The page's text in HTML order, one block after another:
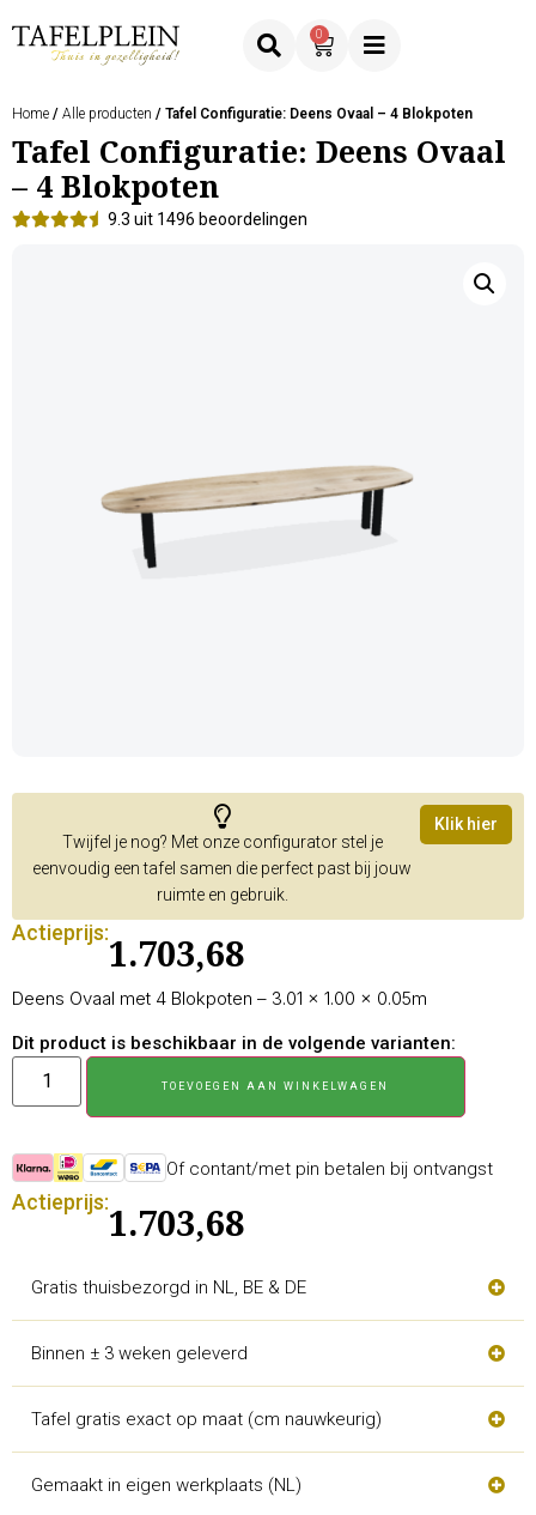
0
Home / Alle producten / Tafel Configuratie: Deens Ovaal – 4 Blokpoten
Tafel Configuratie: Deens Ovaal
– 4 Blokpoten
9.3 uit 1496 beoordelingen
Twijfel je nog? Met onze configurator stel je
eenvoudig een tafel samen die perfect past bij jouw
ruimte en gebruik.
Klik hier
Actieprijs:
1.703,68
Deens Ovaal met 4 Blokpoten – 3.01 × 1.00 × 0.05m
Dit product is beschikbaar in de volgende varianten:
TOEVOEGEN AAN WINKELWAGEN
Of contant/met pin betalen bij ontvangst
Actieprijs:
1.703,68
Gratis thuisbezorgd in NL, BE & DE
Binnen ± 3 weken geleverd
Tafel gratis exact op maat (cm nauwkeurig)
Gemaakt in eigen werkplaats (NL)